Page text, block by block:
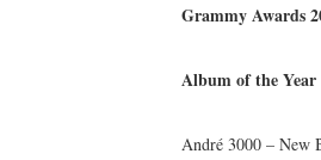
Grammy Awards
Album of the Year
André 3000 – New